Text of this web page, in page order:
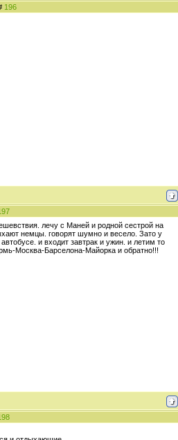
196
лечу с Маней и родной сестрой на
немцы. говорят шумно и весело. Зато у
и входит завтрак и ужин. и летим то
Москва-Барселона-Майорка и обратно!!!